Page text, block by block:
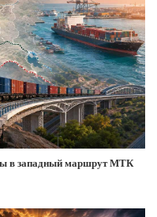
в западный маршрут МТК